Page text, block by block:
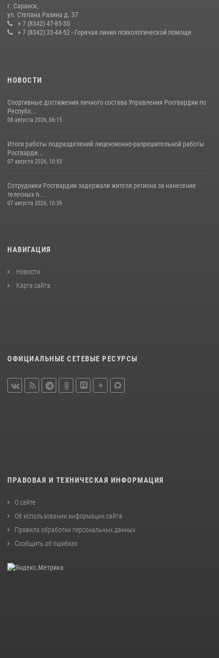
Сотрудники Росгвардии обеспечили безопасность Всероссийского
конкурса профмастерства в Саранске
23 июля 2026, 11:54 4
г. Саранск,
ул. Степана Разина д. 37
+ 7 (8342) 47-85-30
+ 7 (8342) 33-44-52 - Горячая линия психологической помощи
НОВОСТИ
Спортивные достижения личного состава Управления Росгвардии по
Республ...
08 августа 2026, 06:15
Итоги работы подразделений лицензионно-разрешительной работы
Росгварди...
07 августа 2026, 10:53
Сотрудники Росгвардии задержали жителя региона за нанесение
телесных п...
07 августа 2026, 10:39
НАВИГАЦИЯ
Новости
Карта сайта
ОФИЦИАЛЬНЫЕ СЕТЕВЫЕ РЕСУРСЫ
ПРАВОВАЯ И ТЕХНИЧЕСКАЯ ИНФОРМАЦИЯ
О сайте
Об использовании информации сайта
Правила обработки персональных данных
Сообщить об ошибках